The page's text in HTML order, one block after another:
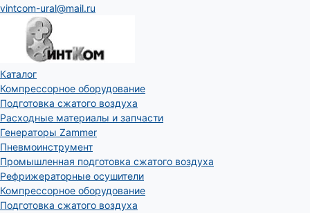
vintcom-ural@mail.ru
Каталог
Компрессорное оборудование
Подготовка сжатого воздуха
Расходные материалы и запчасти
Генераторы Zammer
Пневмоинструмент
Промышленная подготовка сжатого воздуха
Рефрижераторные осушители
Компрессорное оборудование
Подготовка сжатого воздуха